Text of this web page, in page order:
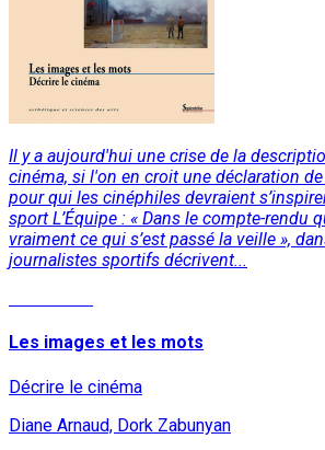
Il y a aujourd'hui une crise de la
cinéma, si l'on en croit une déclaration
pour qui les cinéphiles devraient
sport L’Équipe : « Dans le compte-rendu
vraiment ce qui s’est passé la veille »,
journalistes sportifs décrivent...
Les images et les mots
Décrire le cinéma
Diane Arnaud, Dork Zabunyan